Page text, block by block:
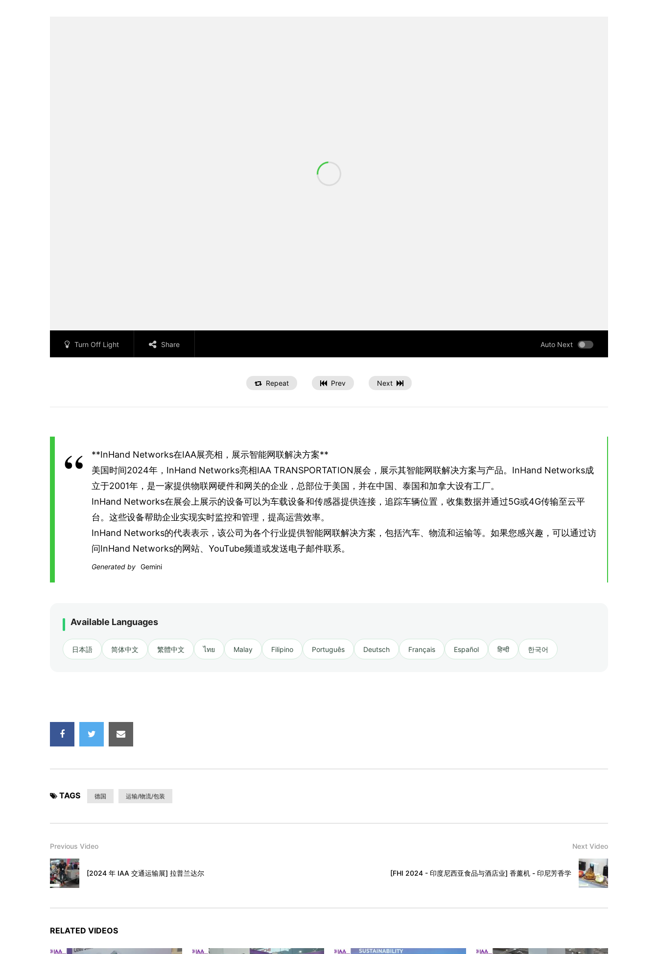
Turn Off Light Share Auto Next
Repeat Prev Next
**InHand Networks在IAA展亮相，展示智能网联解决方案**
美国时间2024年，InHand Networks亮相IAA TRANSPORTATION展会，展示其智能网联解决方案与产品。InHand Networks成
立于2001年，是一家提供物联网硬件和网关的企业，总部位于美国，并在中国、泰国和加拿大设有工厂。
InHand Networks在展会上展示的设备可以为车载设备和传感器提供连接，追踪车辆位置，收集数据并通过5G或4G传输至云平
台。这些设备帮助企业实现实时监控和管理，提高运营效率。
InHand Networks的代表表示，该公司为各个行业提供智能网联解决方案，包括汽车、物流和运输等。如果您感兴趣，可以通过访
问InHand Networks的网站、YouTube频道或发送电子邮件联系。
Generated by Gemini
Available Languages
日本語 简体中文 繁體中文 ไทย Malay Filipino Português Deutsch Français Español हिन्दी 한국어
TAGS 德国 运输/物流/包装
Previous Video
[2024 年 IAA 交通运输展] 拉普兰达尔
Next Video
[FHI 2024 - 印度尼西亚食品与酒店业] 香薰机 - 印尼芳香学
RELATED VIDEOS